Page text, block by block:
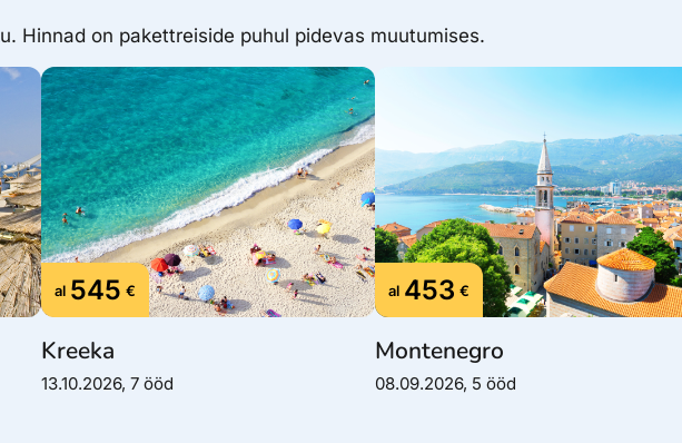
Hinnad on pakettreiside puhul pidevas muutumises.
al 545 €
Kreeka
13.10.2026, 7 ööd
al 453 €
Montenegro
08.09.2026, 5 ööd